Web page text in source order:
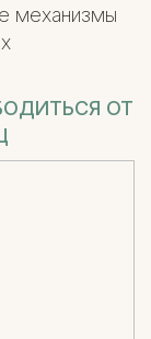
механизмы
ОТ